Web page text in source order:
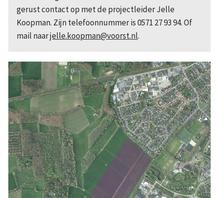
gerust contact op met de projectleider Jelle
Koopman. Zijn telefoonnummer is 0571 27 93 94. Of
mail naarjelle.koopman@voorst.nl.